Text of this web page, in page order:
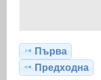
Първа
Предходна